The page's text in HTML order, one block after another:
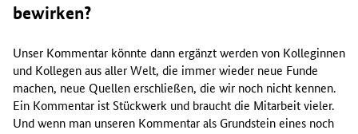
bewirken?
Unser Kommentar könnte dann ergänzt werden von Kolleginnen
und Kollegen aus aller Welt, die immer wieder neue Funde
machen, neue Quellen erschließen, die wir noch nicht kennen.
Ein Kommentar ist Stückwerk und braucht die Mitarbeit vieler.
Und wenn man unseren Kommentar als Grundstein eines noch